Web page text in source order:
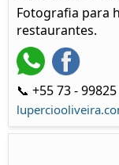
Fotografia para
restaurantes.
📞 +55 73 -